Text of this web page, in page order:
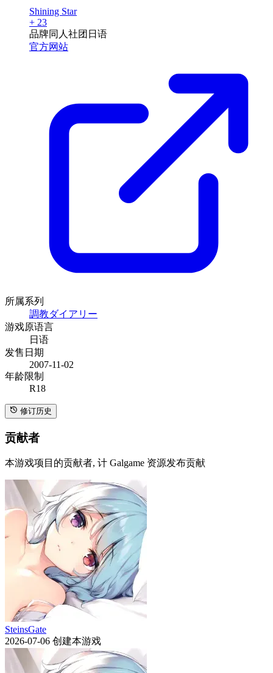
Shining Star
+ 23
品牌同人社团 日语
官方网站
所属系列
調教ダイアリー
游戏原语言
日语
发售日期
2007-11-02
年龄限制
R18
修订历史
贡献者
本游戏项目的贡献者, 计 Galgame 资源发布贡献
SteinsGate
2026-07-06 创建本游戏